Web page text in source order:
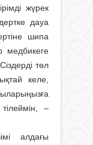
жүрек
дауа
шипа
медбикеге
төл
келе,
–
алдағы